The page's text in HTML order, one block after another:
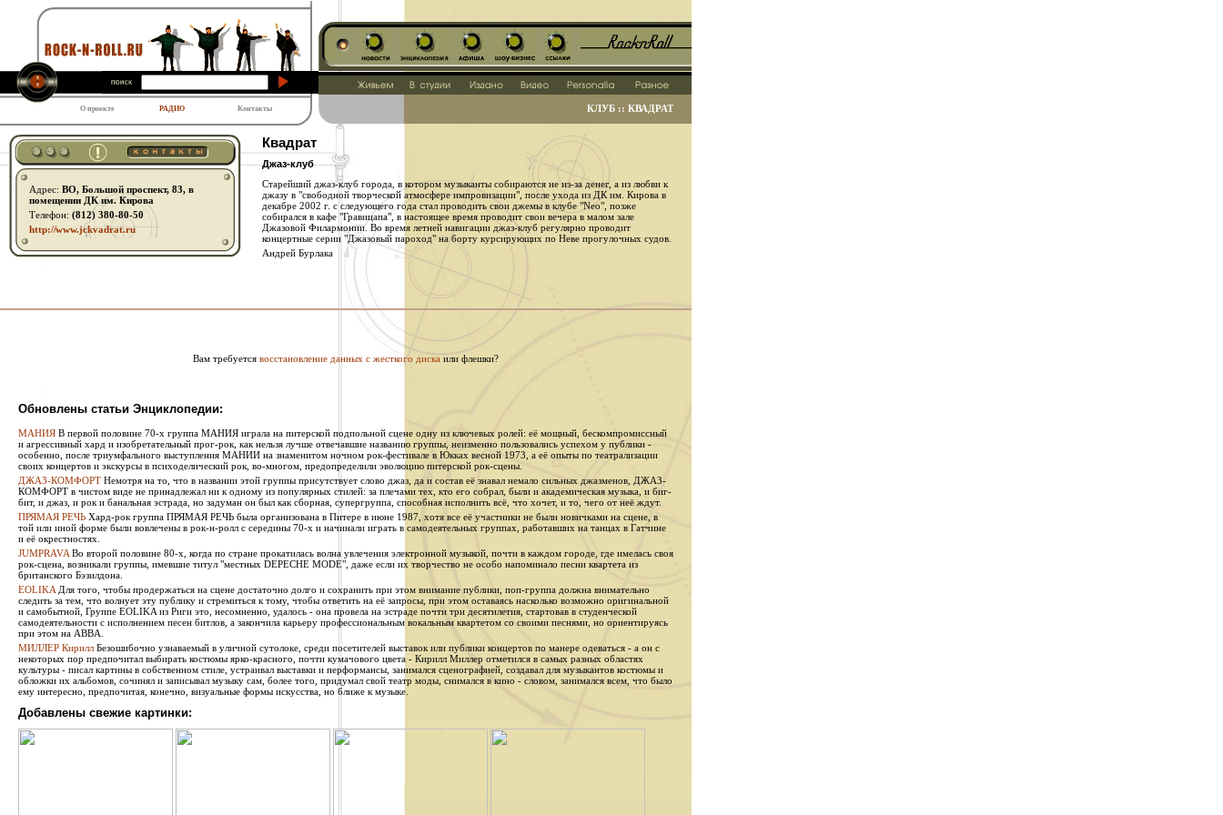
О проекте РАДИО Контакты КЛУБ :: КВАДРАТ
Адрес: ВО, Большой проспект, 83, в
помещении ДК им. Кирова
Телефон: (812) 380-80-50
http:// www.jckvadrat.ru
Квадрат
Джаз-клуб
Старейший джаз-клуб города, в котором музыканты собираются не из-за денег, а из любви к
джазу в "свободной творческой атмосфере импровизации", после ухода из ДК им. Кирова в
декабре 2002 г. с следующего года стал проводить свои джемы в клубе "Neo", позже
собирался в кафе "Гравицапа", в настоящее время проводит свои вечера в малом зале
Джазовой Филармонии. Во время летней навигации джаз-клуб регулярно проводит
концертные серии "Джазовый пароход" на борту курсирующих по Неве прогулочных судов.
Андрей Бурлака
Вам требуется восстановление данных с жесткого дискаили флешки?
Обновлены статьи Энциклопедии:
МАНИЯ В первой половине 70-х группа МАНИЯ играла на питерской подпольной сцене одну из ключевых ролей: её мощный, бескомпромиссный
и агрессивный хард и изобретательный прог-рок, как нельзя лучше отвечавшие названию группы, неизменно пользовались успехом у публики -
особенно, после триумфального выступления МАНИИ на знаменитом ночном рок-фестивале в Юкках весной 1973, а её опыты по театрализации
своих концертов и экскурсы в психоделический рок, во-многом, предопределили эволюцию питерской рок-сцены.
ДЖАЗ-КОМФОРТ Немотря на то, что в названии этой группы присутствует слово джаз, да и состав её знавал немало сильных джазменов, ДЖАЗ-
КОМФОРТ в чистом виде не принадлежал ни к одному из популярных стилей: за плечами тех, кто его собрал, были и академическая музыка, и биг-
бит, и джаз, и рок и банальная эстрада, но задуман он был как сборная, супергруппа, способная исполнить всё, что хочет, и то, чего от неё ждут.
ПРЯМАЯ РЕЧЬ Хард-рок группа ПРЯМАЯ РЕЧЬ была организована в Питере в июне 1987, хотя все её участники не были новичками на сцене, в
той или иной форме были вовлечены в рок-н-ролл с середины 70-х и начинали играть в самодеятельных группах, работавших на танцах в Гатчине
и её окрестностях.
JUMPRAVA Во второй половине 80-х, когда по стране прокатилась волна увлечения электронной музыкой, почти в каждом городе, где имелась своя
рок-сцена, возникали группы, имевшие титул "местных DEPECHE MODE", даже если их творчество не особо напоминало песни квартета из
британского Бэзилдона.
EOLIKA Для того, чтобы продержаться на сцене достаточно долго и сохранить при этом внимание публики, поп-группа должна внимательно
следить за тем, что волнует эту публику и стремиться к тому, чтобы ответить на её запросы, при этом оставаясь насколько возможно оригинальной
и самобытной, Группе EOLIKA из Риги это, несомненно, удалось - она провела на эстраде почти три десятилетия, стартовав в студенческой
самодеятельности с исполнением песен битлов, а закончила карьеру профессиональным вокальным квартетом со своими песнями, но ориентируясь
при этом на ABBA.
МИЛЛЕР Кирилл Безошибочно узнаваемый в уличной сутолоке, среди посетителей выставок или публики концертов по манере одеваться - а он с
некоторых пор предпочитал выбирать костюмы ярко-красного, почти кумачового цвета - Кирилл Миллер отметился в самых разных областях
культуры - писал картины в собственном стиле, устраивал выставки и перформансы, занимался сценографией, создавал для музыкантов костюмы и
обложки их альбомов, сочинял и записывал музыку сам, более того, придумал свой театр моды, снимался в кино - словом, занимался всем, что было
ему интересно, предпочитая, конечно, визуальные формы искусства, но ближе к музыке.
Добавлены свежие картинки: